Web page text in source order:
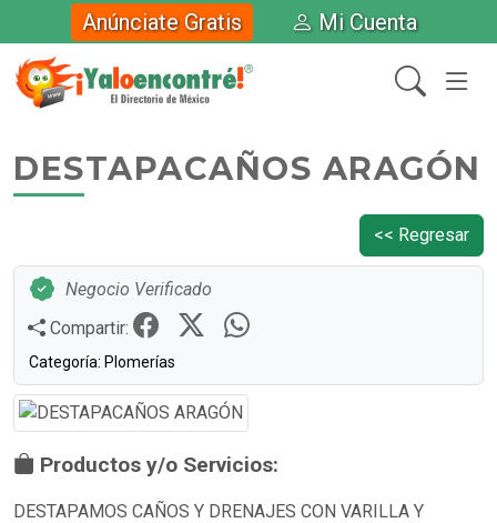
Anúnciate Gratis Mi Cuenta
DESTAPACAÑOS ARAGÓN
<< Regresar
Negocio Verificado
Compartir:
Categoría: Plomerías
Productos y/o Servicios:
DESTAPAMOS CAÑOS Y DRENAJES CON VARILLA Y